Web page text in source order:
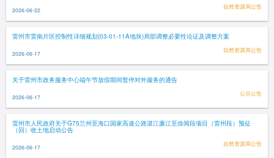
2026-06-22 自然资源局公告
雷州市雷南片区控制性详细规划(03-01-11A地块)局部调整必要性论证及调整方案
2026-06-17 自然资源局公告
关于雷州市政务服务中心端午节放假期间暂停对外服务的通告
2026-06-17 公示公告
雷州市人民政府关于G75兰州至海口国家高速公路湛江廉江至徐闻段项目（雷州段）预征
（回）收土地启动公告
2026-06-17 自然资源局公告